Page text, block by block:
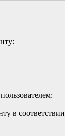
в соответствии